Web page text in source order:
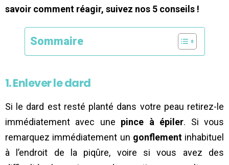
savoir comment réagir, suivez nos 5 conseils !
Sommaire
1. Enlever le dard
Si le dard est resté planté dans votre peau retirez-le
immédiatement avec une pince à épiler. Si vous
remarquez immédiatement un gonflementinhabituel
à l’endroit de la piqûre, voire si vous avez des